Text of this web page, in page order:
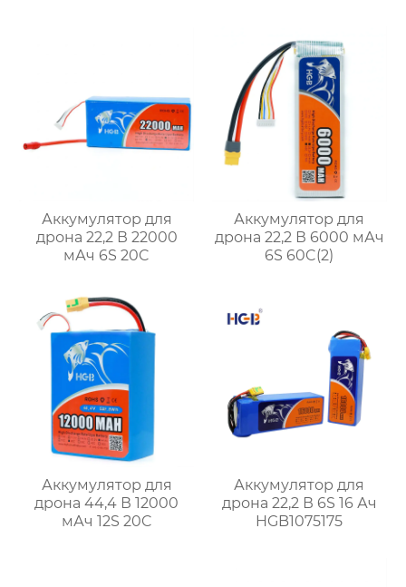
Аккумулятор для
дрона 22,2 В 22000
мАч 6S 20C
Аккумулятор для
дрона 22,2 В 6000 мАч
6S 60C(2)
Аккумулятор для
дрона 44,4 В 12000
мАч 12S 20C
Аккумулятор для
дрона 22,2 В 6S 16 Ач
HGB1075175